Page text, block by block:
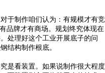
于制作咱们认为：有规模才有竞
品牌才有商场。规划终究体现在
处理好这个工业开展底子的问
结构制作根底。
是看装置。如果说制作很大程度